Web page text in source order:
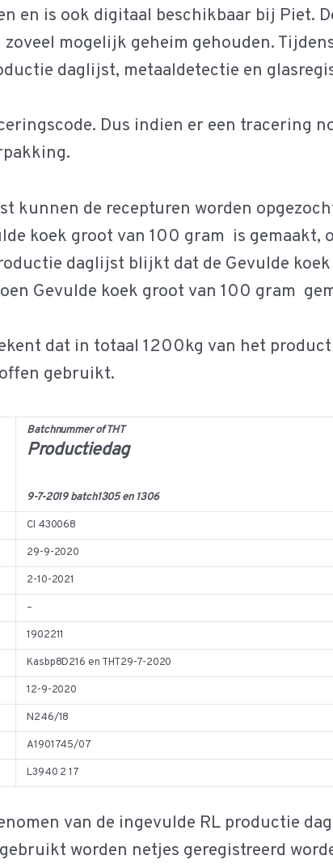
en is ook digitaal beschikbaar bij Piet.
mogelijk geheim gehouden.
daglijst, metaaldetectie en
Dus indien er een tracering
kunnen de recepturen worden
koek groot van 100 gram is gemaakt,
daglijst blijkt dat de Gevulde
Gevulde koek groot van 100 gram
dat in totaal 1200kg van het
gebruikt.
Batchnummer of THT
Productiedag
9-7-2019 batch1305 en 1306
CI 430068
29-9-2020
2-10-2021
–
1902211
Kasbp8D216 en THT29-7-2020
12-9-2020
N246/18
A1901745/07
L3940 2 17
van de ingevulde RL productie
worden netjes geregistreerd